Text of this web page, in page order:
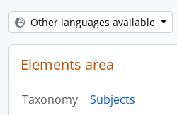
Other languages available
Elements area
Taxonomy
Subjects